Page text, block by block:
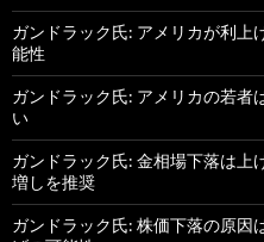
ガンドラック氏: アメリカが利上
能性
ガンドラック氏: アメリカの若者
い
ガンドラック氏: 金相場下落は上
増しを推奨
ガンドラック氏: 株価下落の原因